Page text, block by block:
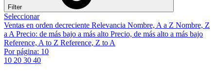
Filter
Seleccionar
Ventas en orden decreciente Relevancia Nombre, A a Z Nombre, Z
a APrecio: de más bajo a más alto Precio, de más alto a más bajo
Reference, A to Z Reference, Z to A
Por página: 10
10 20 30 40